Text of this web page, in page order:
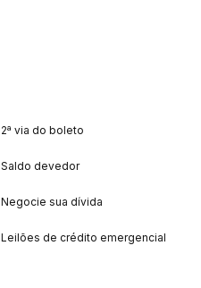
2ª via do boleto
Saldo devedor
Negocie sua dívida
Leilões de crédito emergencial